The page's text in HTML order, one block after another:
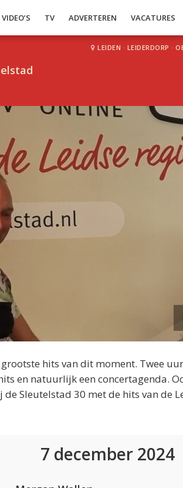
VIDEO’S TV ADVERTEREN VACATURES
LEIDEN · LEIDERDORP ·
hits van dit moment. Twee
en natuurlijk een concertagenda.
Sleutelstad 30 met de hits van de
7 december 2024